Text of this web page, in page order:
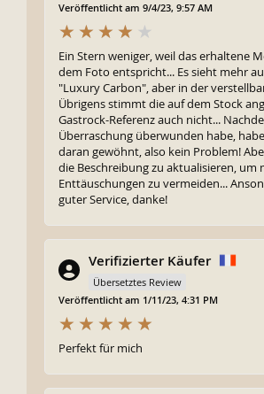
Veröffentlicht am 9/4/23, 9:57 AM
Ein Stern weniger, weil das erhaltene
dem Foto entspricht... Es sieht mehr
"Luxury Carbon", aber in der
Übrigens stimmt die auf dem Stock
Gastrock-Referenz auch nicht...
Überraschung überwunden habe,
daran gewöhnt, also kein Problem!
die Beschreibung zu aktualisieren, um
Enttäuschungen zu vermeiden...
guter Service, danke!
Verifizierter Käufer
Übersetztes Review
Veröffentlicht am 1/11/23, 4:31 PM
Perfekt für mich